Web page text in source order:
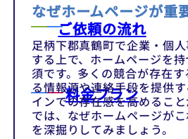
ご依頼の流れ
料金プラン
なぜホームページが重
足柄下郡真鶴町で企業・個
する上で、ホームページを
須です。多くの競合が存在
る情報源や連絡手段を提供
インでの存在感を高めるこ
では、なぜホームページが
を深掘りしてみましょう。